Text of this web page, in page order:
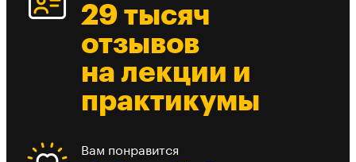
29 тысяч
отзывов
на лекции и
практикумы
Вам понравится